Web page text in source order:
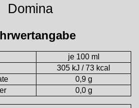
Domina
je 100 ml
305 kJ / 73 kcal
0,9 g
0,0 g